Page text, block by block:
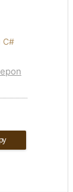
C#